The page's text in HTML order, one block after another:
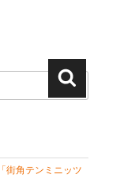
街角テンミニッツ